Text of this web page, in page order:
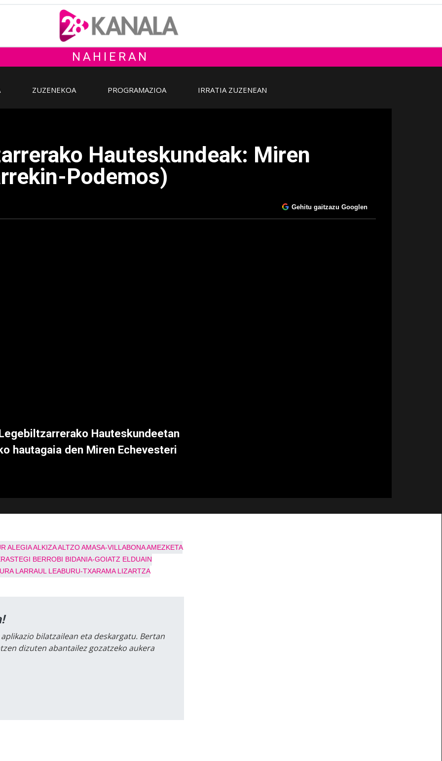
NAHIERAN
ZUZENEKOA PROGRAMAZIOA IRRATIA ZUZENEAN
Hauteskundeak: Miren
Podemos)
Gehitu gaitzazu Googlen
Hauteskundeetan
hautagaia den Miren Echevesteri
ALEGIAALKIZAALTZOAMASA-VILLABONAAMEZKETA
BERROBI BIDANIA-GOIATZ ELDUAIN
LARRAUL LEABURU-TXARAMA LIZARTZA
bilatzailean eta deskargatu. Bertan
dizuten abantailez gozatzeko aukera